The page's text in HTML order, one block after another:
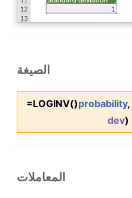
الصيغة
=LOGINV()probability,
dev)
المعاملات